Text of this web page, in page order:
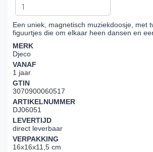
Een uniek, magnetisch muziekdoosje, met
figuurtjes die om elkaar heen dansen en
MERK
Djeco
VANAF
1 jaar
GTIN
3070900060517
ARTIKELNUMMER
DJ06051
LEVERTIJD
direct leverbaar
VERPAKKING
16x16x11,5 cm